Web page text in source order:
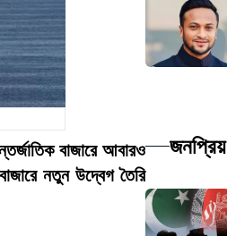
বাজারে আবারও
নতুন উদ্বেগ তৈরি
জনপ্রিয়